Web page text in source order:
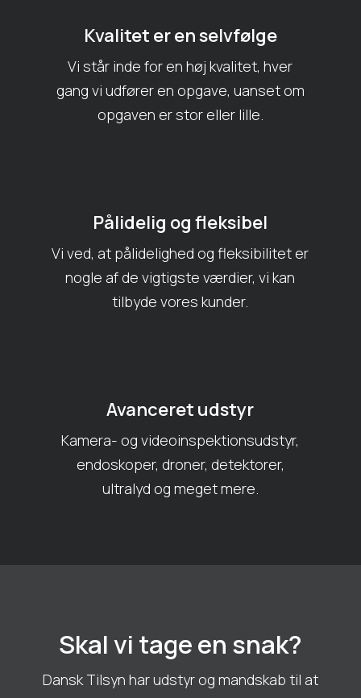
Kvalitet er en selvfølge
Vi står inde for en høj kvalitet, hver
gang vi udfører en opgave, uanset om
opgaven er stor eller lille.
Pålidelig og fleksibel
Vi ved, at pålidelighed og fleksibilitet er
nogle af de vigtigste værdier, vi kan
tilbyde vores kunder.
Avanceret udstyr
Kamera- og videoinspektionsudstyr,
endoskoper, droner, detektorer,
ultralyd og meget mere.
Skal vi tage en snak?
Dansk Tilsyn har udstyr og mandskab til at